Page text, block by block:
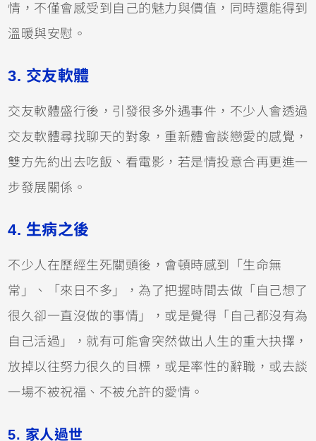
情，不僅會感受到自己的魅力與價值，同時還能得到
溫暖與安慰。
3. 交友軟體
交友軟體盛行後，引發很多外遇事件，不少人會透過
交友軟體尋找聊天的對象，重新體會談戀愛的感覺，
雙方先約出去吃飯、看電影，若是情投意合再更進一
步發展關係。
4. 生病之後
不少人在歷經生死關頭後，會頓時感到「生命無
常」、「來日不多」，為了把握時間去做「自己想了
很久卻一直沒做的事情」，或是覺得「自己都沒有為
自己活過」，就有可能會突然做出人生的重大抉擇，
放掉以往努力很久的目標，或是率性的辭職，或去談
一場不被祝福、不被允許的愛情。
5. 家人過世